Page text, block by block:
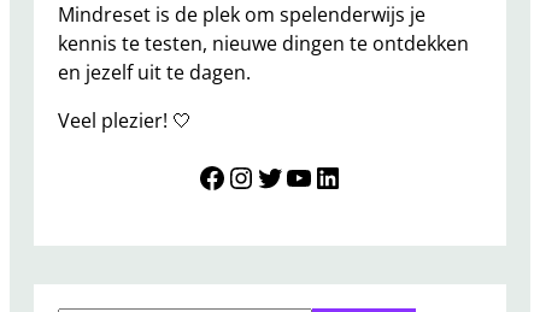
Mindreset is de plek om spelenderwijs je
kennis te testen, nieuwe dingen te ontdekken
en jezelf uit te dagen.
Veel plezier! 🤍
Mindreset InstagramTwitter YouTube LinkedIn